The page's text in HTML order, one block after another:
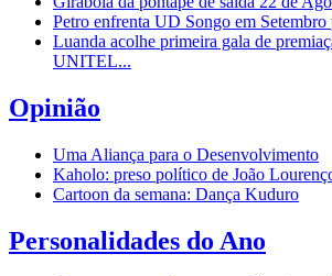
Petro enfrenta UD Songo em Setembro
Luanda acolhe primeira gala de
UNITEL...
Opinião
Uma Aliança para o Desenvolvimento
Kaholo: preso político de João
Cartoon da semana: Dança Kuduro
Personalidades do Ano